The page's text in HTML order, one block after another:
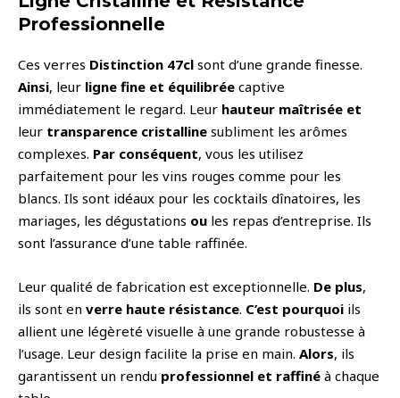
Professionnelle
Ces verres Distinction 47cl sont d’une grande finesse.
Ainsi, leur ligne fine et équilibrée captive
immédiatement le regard. Leur hauteur maîtrisée et
leur transparence cristalline subliment les arômes
complexes. Par conséquent, vous les utilisez
parfaitement pour les vins rouges comme pour les
blancs. Ils sont idéaux pour les cocktails dînatoires, les
mariages, les dégustations ou les repas d’entreprise. Ils
sont l’assurance d’une table raffinée.
Leur qualité de fabrication est exceptionnelle. De plus,
ils sont en verre haute résistance. C’est pourquoi ils
allient une légèreté visuelle à une grande robustesse à
l’usage. Leur design facilite la prise en main. Alors, ils
garantissent un rendu professionnel et raffiné à chaque